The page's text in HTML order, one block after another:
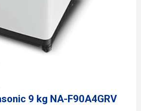
9 kg NA-F90A4GRV